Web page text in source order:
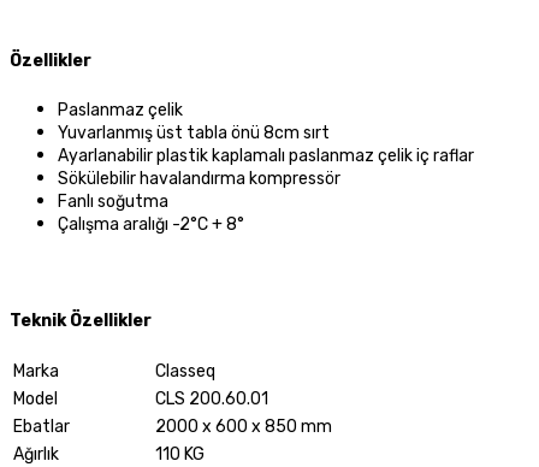
Özellikler
Paslanmaz çelik
Yuvarlanmış üst tabla önü 8cm sırt
Ayarlanabilir plastik kaplamalı paslanmaz çelik iç raflar
Sökülebilir havalandırma kompressör
Fanlı soğutma
Çalışma aralığı -2°C + 8°
Teknik Özellikler
Marka
Classeq
Model
CLS 200.60.01
Ebatlar
2000 x 600 x 850 mm
Ağırlık
110 KG